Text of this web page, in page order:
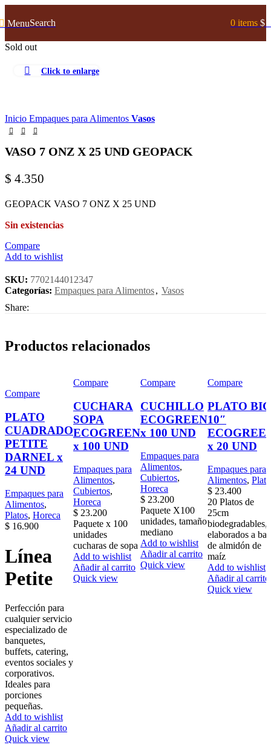
MenuSearch 0 items $
Sold out
Click to enlarge
Inicio Empaques para Alimentos Vasos
VASO 7 ONZ X 25 UND GEOPACK
$ 4.350
GEOPACK VASO 7 ONZ X 25 UND
Sin existencias
Compare
Add to wishlist
SKU: 7702144012347
Categorías: Empaques para Alimentos, Vasos
Share:
Productos relacionados
Compare
PLATO
CUADRADO
PETITE
DARNEL x
24 UND
Empaques para
Alimentos,
Platos, Horeca
$ 16.900
Línea
Petite
Perfección para
cualquier servicio
especializado de
banquetes,
buffets, catering,
eventos sociales y
corporativos.
Ideales para
porciones
pequeñas.
Add to wishlist
Añadir al carrito
Quick view
Compare
CUCHARA
SOPA
ECOGREEN
x 100 UND
Empaques para
Alimentos,
Cubiertos,
Horeca
$ 23.200
Paquete x 100
unidades
cucharas de sopa
Add to wishlist
Añadir al carrito
Quick view
Compare
CUCHILLO
ECOGREEN
x 100 UND
Empaques para
Alimentos,
Cubiertos,
Horeca
$ 23.200
Paquete X100
unidades, tamaño
mediano
Add to wishlist
Añadir al carrito
Quick view
Compare
PLATO BIG
10″
x 20 UND
Empaques para
Alimentos,
$ 23.400
20 Platos de
25cm
biodegradables,
elaborados a
de almidón de
maíz
Add to wishlist
Añadir al carrito
Quick view